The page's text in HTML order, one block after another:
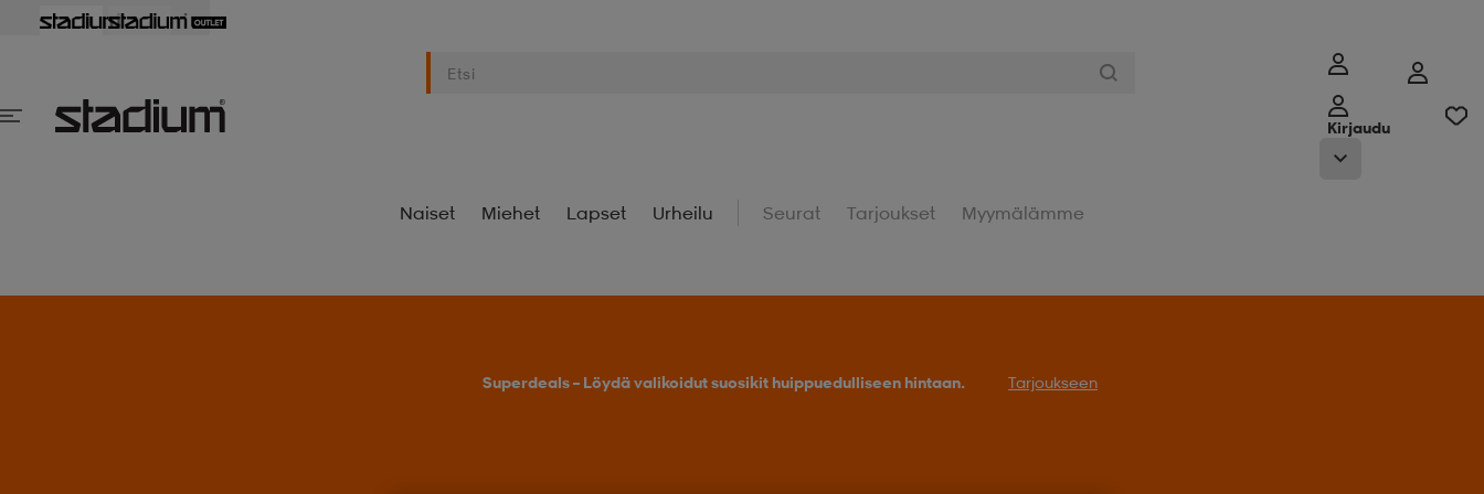
Kirjaudu
Naiset Miehet Lapset Urheilu Seurat Tarjoukset Myymälämme
Superdeals – Löydä valikoidut suosikit huippuedulliseen hintaan. Tarjoukseen